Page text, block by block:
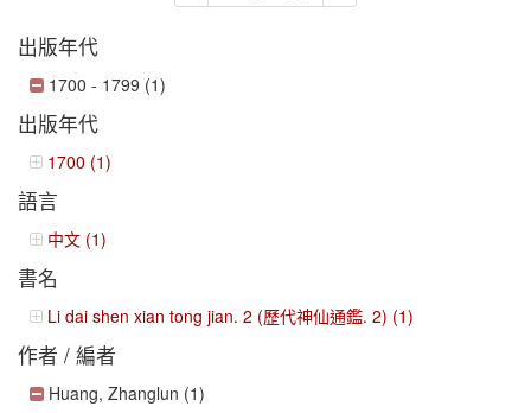
出版年代
1700 - 1799 (1)
出版年代
1700 (1)
語言
中文 (1)
書名
Li dai shen xian tong jian. 2 (歷代神仙通鑑. 2) (1)
作者 / 編者
Huang, Zhanglun (1)